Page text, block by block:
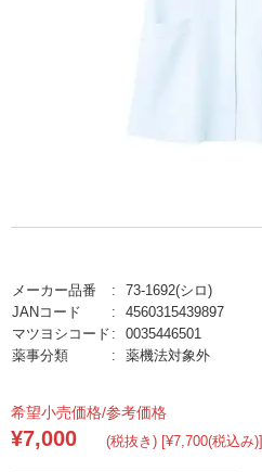
メーカー品番
73-1692(シロ)
JANコード
4560315439897
マツヨシコード
0035446501
薬事分類
薬機法対象外
希望小売価格/参考価格
¥7,000 (税抜き) [¥7,700(税込み)]